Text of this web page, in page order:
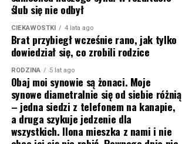
ślub się nie odbył
CIEKAWOSTKI 4 lata ago
Brat przybiegł wcześnie rano, jak tylko
dowiedział się, co zrobili rodzice
RODZINA 5 lat ago
Obaj moi synowie są żonaci. Moje
synowe diametralnie się od siebie różnią
– jedna siedzi z telefonem na kanapie,
a druga szykuje jedzenie dla
wszystkich. Ilona mieszka z nami i nie